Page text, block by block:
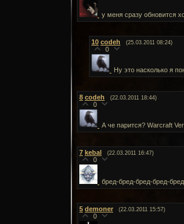
у меня сразу обновится
10 codeh (25.03.2011 08:24)
0
Ну это насколько я
8 codeh (22.03.2011 18:44)
0
А че парится? Warcraft
7 kebal (22.03.2011 16:47)
0
бред-бред-бред-бред-
5 demoner (22.03.2011 15:57)
0